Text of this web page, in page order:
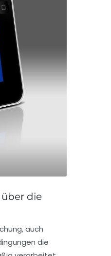
die
auch
die